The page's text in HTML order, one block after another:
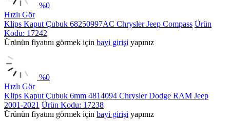
%0
Hızlı Gör
Klips Kaput Çubuk 68250997AC Chrysler Jeep Compass Ürün
Kodu: 17242
Ürünün fiyatını görmek için bayi girişi yapınız
%0
Hızlı Gör
Klips Kaput Çubuk 6mm 4814094 Chrysler Dodge RAM Jeep
2001-2021 Ürün Kodu: 17238
Ürünün fiyatını görmek için bayi girişi yapınız